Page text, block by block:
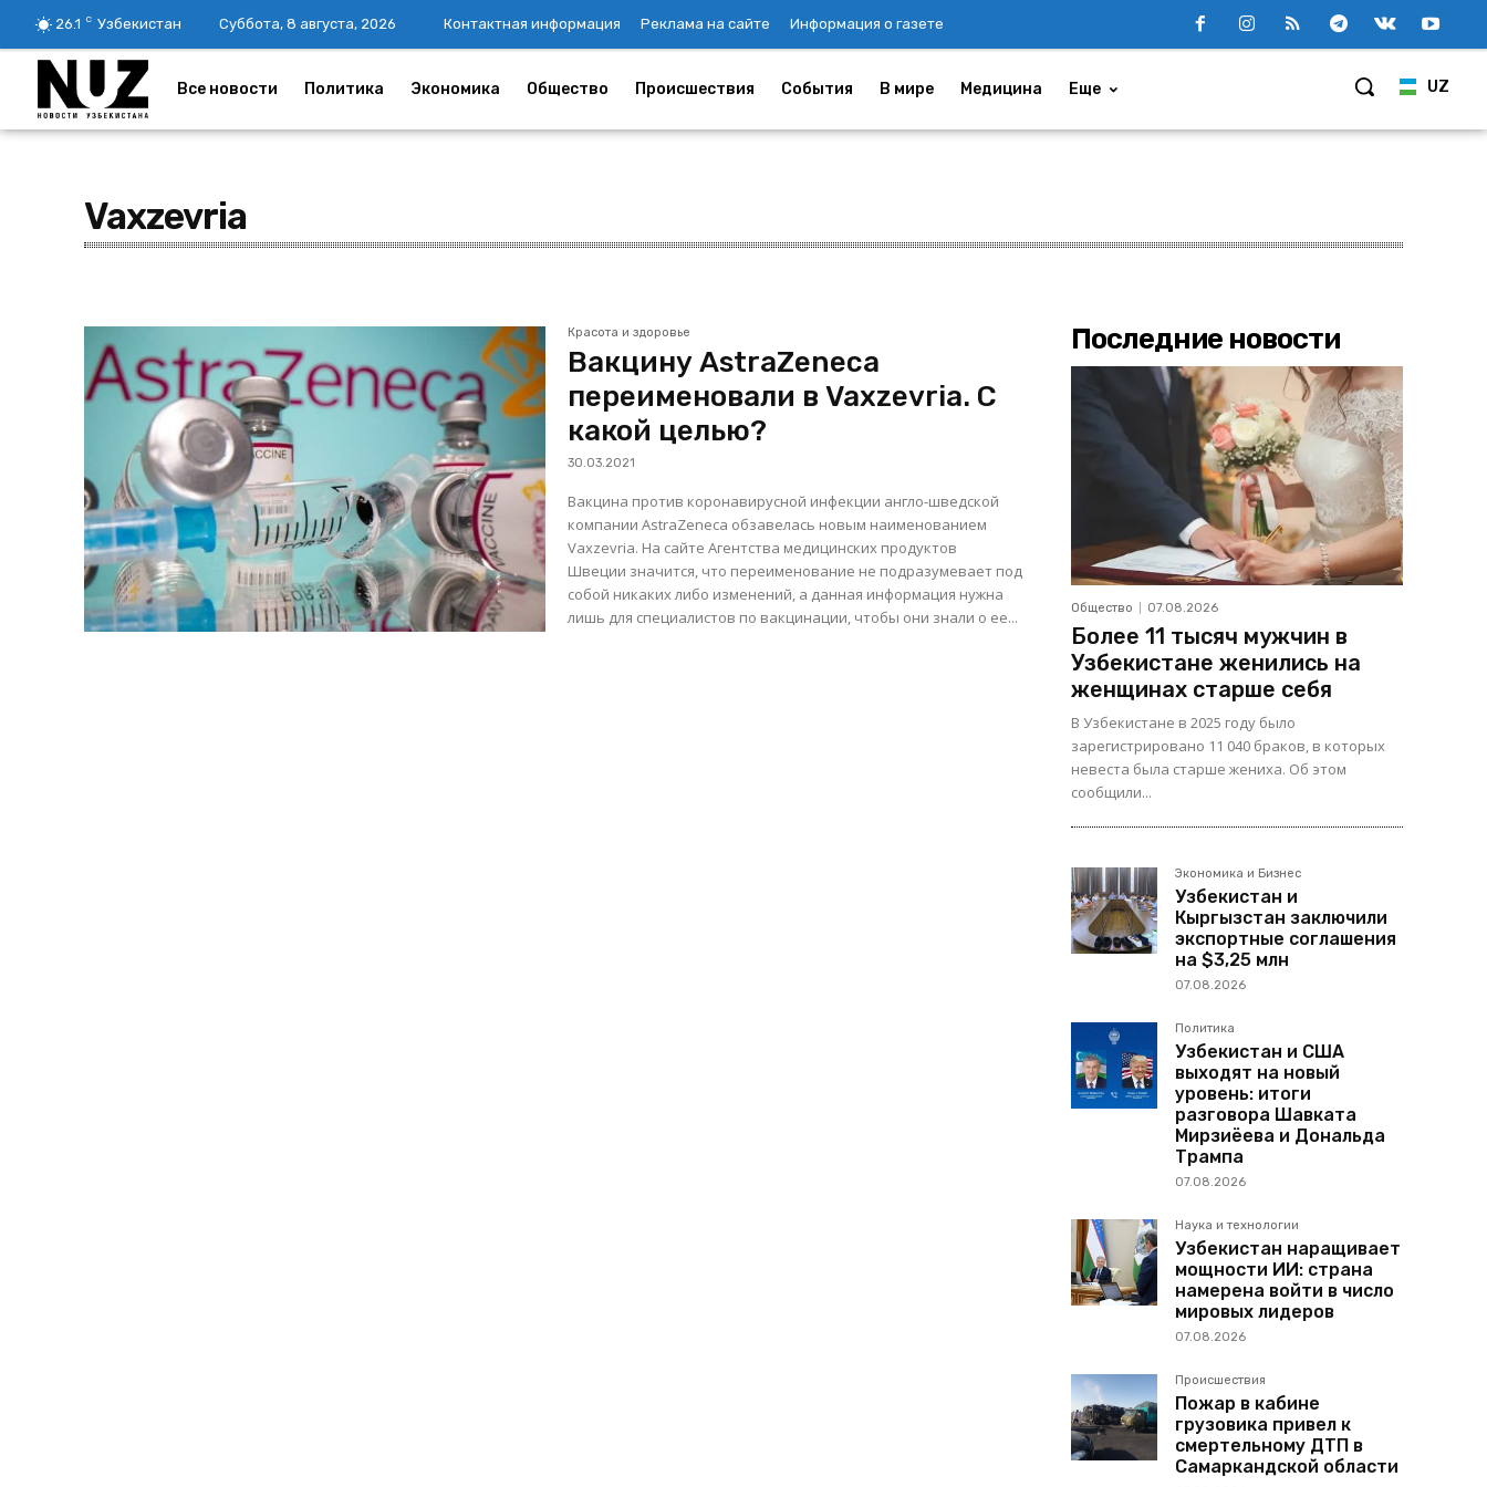
26.1 C Узбекистан Суббота, 8 августа, 2026 Контактная информация Реклама на сайте Информация о газете
UZ
Все новости Политика Экономика Общество Происшествия События В мире Медицина Еще
Vaxzevria
Красота и здоровье
Вакцину AstraZeneca
переименовали в Vaxzevria. C
какой целью?
30.03.2021
Вакцина против коронавирусной инфекции англо-шведской
компании AstraZeneca обзавелась новым наименованием
Vaxzevria. На сайте Агентства медицинских продуктов
Швеции значится, что переименование не подразумевает под
собой никаких либо изменений, а данная информация нужна
лишь для специалистов по вакцинации, чтобы они знали о ее...
Последние новости
Общество 07.08.2026
Более 11 тысяч мужчин в
Узбекистане женились на
женщинах старше себя
В Узбекистане в 2025 году было
зарегистрировано 11 040 браков, в которых
невеста была старше жениха. Об этом
сообщили...
Экономика и Бизнес
Узбекистан и
Кыргызстан заключили
экспортные соглашения
на $3,25 млн
07.08.2026
Политика
Узбекистан и США
выходят на новый
уровень: итоги
разговора Шавката
Мирзиёева и Дональда
Трампа
07.08.2026
Наука и технологии
Узбекистан наращивает
мощности ИИ: страна
намерена войти в число
мировых лидеров
07.08.2026
Происшествия
Пожар в кабине
грузовика привел к
смертельному ДТП в
Самаркандской области